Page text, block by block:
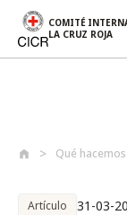
COMITÉ
LA CRUZ ROJA
Qué hacemos
Artículo 31-03-